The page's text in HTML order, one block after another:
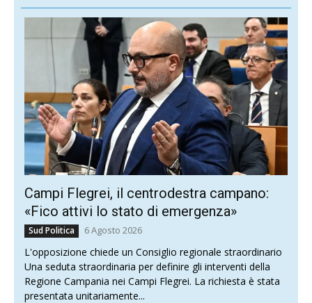
Campi Flegrei, il centrodestra campano:
«Fico attivi lo stato di emergenza»
Sud Politica 6 Agosto 2026
L'opposizione chiede un Consiglio regionale straordinario
Una seduta straordinaria per definire gli interventi della
Regione Campania nei Campi Flegrei. La richiesta è stata
presentata unitariamente...